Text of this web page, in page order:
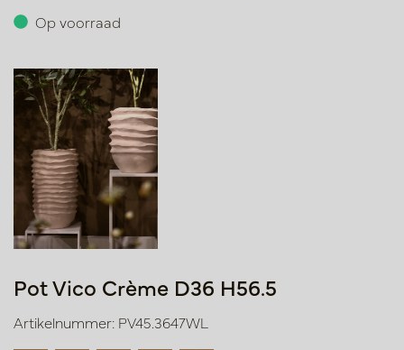
Op voorraad
Pot Vico Crème D36 H56.5
Artikelnummer: PV45.3647WL